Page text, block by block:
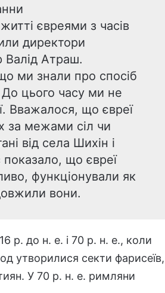
євреями з часів
директори
Валід Атраш.
ми знали про спосіб
До цього часу ми не
Вважалося, що євреї
за межами сіл чи
від села Шихін і
показало, що євреї
функціонували як
вони.
р. до н. е. і 70 р. н. е., коли
утворилися секти фарисеїв,
У 70 р. н. е. римляни